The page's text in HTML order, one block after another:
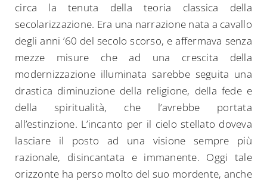
circa la tenuta della teoria classica della
secolarizzazione. Era una narrazione nata a cavallo
degli anni ’60 del secolo scorso, e affermava senza
mezze misure che ad una crescita della
modernizzazione illuminata sarebbe seguita una
drastica diminuzione della religione, della fede e
della spiritualità, che l’avrebbe portata
all’estinzione. L’incanto per il cielo stellato doveva
lasciare il posto ad una visione sempre più
razionale, disincantata e immanente. Oggi tale
orizzonte ha perso molto del suo mordente, anche